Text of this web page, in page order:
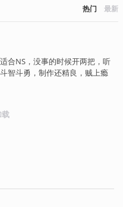
热门 最新
合NS，没事的时候开两把，听
智斗勇，制作还精良，贼上瘾